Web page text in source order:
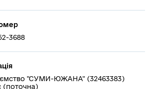
3688
"СУМИ-ЮЖАНА" (32463383)
(поточна)